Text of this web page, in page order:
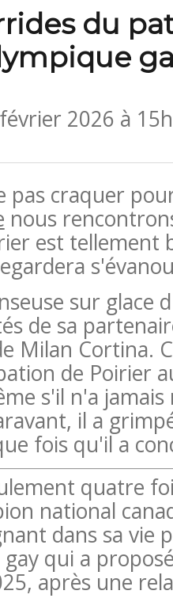
du
2026 à
pas craquer
nous
est tellement
sur glace
de sa
Milan Cortina.
de Poirier
s'il n'a
il a
fois qu'il a
quatre
national
dans sa vie
qui a
après une